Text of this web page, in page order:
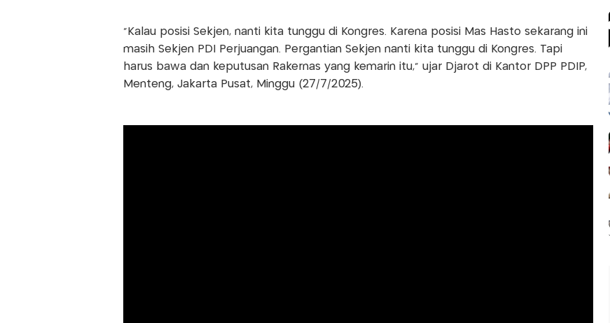
"Kalau posisi Sekjen, nanti kita tunggu di Kongres. Karena posisi Mas Hasto sekarang ini
masih Sekjen PDI Perjuangan. Pergantian Sekjen nanti kita tunggu di Kongres. Tapi
harus bawa dan keputusan Rakernas yang kemarin itu," ujar Djarot di Kantor DPP PDIP,
Menteng, Jakarta Pusat, Minggu (27/7/2025).